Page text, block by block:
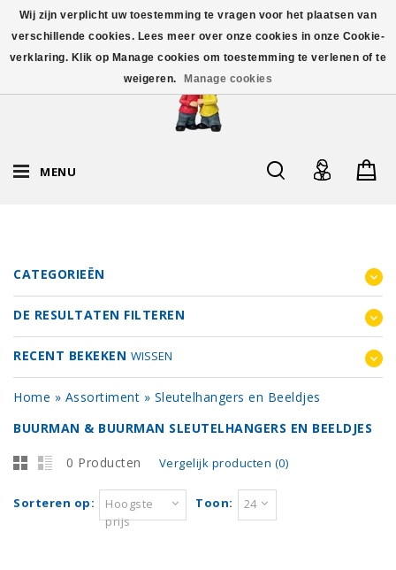
MENU
CATEGORIEËN
DE RESULTATEN FILTEREN
RECENT BEKEKEN WISSEN
Home » Assortiment » Sleutelhangers en Beeldjes
BUURMAN & BUURMAN SLEUTELHANGERS EN BEELDJES
0 Producten Vergelijk producten (0)
Sorteren op:
Hoogste
prijs
Toon: 24
Wij zijn verplicht uw toestemming te vragen voor het plaatsen van
verschillende cookies. Lees meer over onze cookies in onze Cookie-
verklaring. Klik op Manage cookies om toestemming te verlenen of te
weigeren.
Manage cookies